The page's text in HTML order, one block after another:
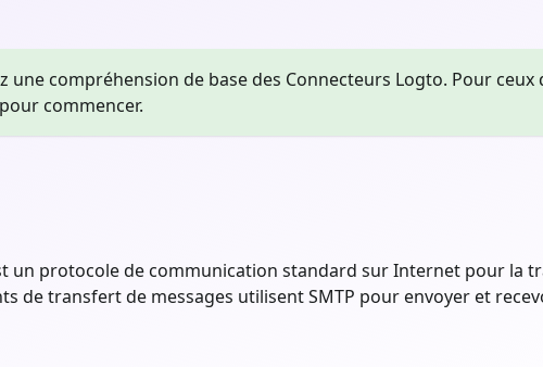
une compréhension de base des Connecteurs Logto. Pour
pour commencer.
un protocole de communication standard sur Internet pour la
de transfert de messages utilisent SMTP pour envoyer et